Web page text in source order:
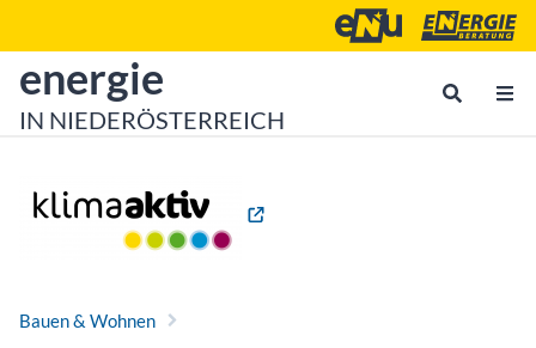
Energie- und
zur Startseite von
energie
IN NIEDERÖSTERREICH
Bauen & Wohnen